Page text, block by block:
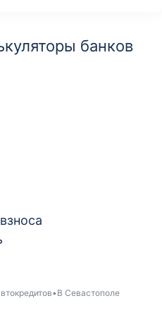
банков
В Севастополе